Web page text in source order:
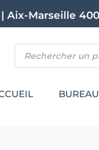
Aix-Marseille
Recherche
de
produits
BUREAU